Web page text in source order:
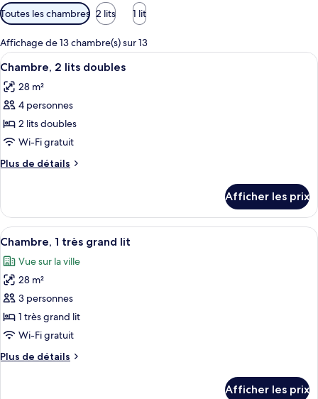
Filtres
disponibles
pour
les
chambres
Toutes les chambres 2 lits 1 lit
Affichage de 13 chambre(s) sur 13
Afficher
toutes
les
photos
pour
ce
type
de
Chambre,
2
lits
doubles
Une salle de bain équipée d’un
6
Chambre, 2 lits doubles
28 m²
4 personnes
2 lits doubles
Wi-Fi gratuit
Plus de détails
Plus
Chambre,
lits
Afficher les prix
Afficher
toutes
les
photos
pour
ce
type
chambre :
Une chambre d’hôtel avec un
8
Chambre, 1 très grand lit
Vue sur la ville
28 m²
3 personnes
1 très grand lit
Wi-Fi gratuit
Plus de détails
Plus
Afficher les prix